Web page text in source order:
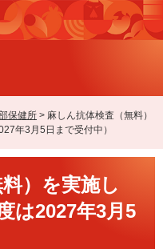
保健所 > 麻しん抗体検査（無料）
年3月5日まで受付中）
）を実施し
は2027年3月5